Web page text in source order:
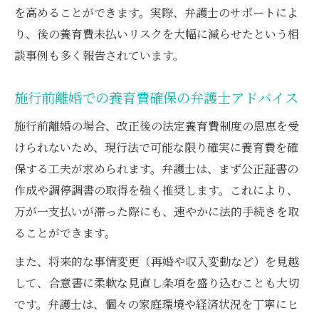
を高めることができます。実際、弁護士のサポートによ
り、後の養育費未払いリスクを大幅に減らせたという相
談事例も多く報告されています。
施行前離婚での養育費確保の弁護士アドバイス
施行前離婚の場合、改正後の法定養育費制度の恩恵を受
けられないため、現行法で可能な限り確実に養育費を確
保する工夫が求められます。弁護士は、まず公正証書の
作成や調停調書の取得を強く推奨します。これにより、
万が一支払いが滞った際にも、速やかに法的手続きを取
ることができます。
また、将来的な事情変更（再婚や収入変動など）を見越
して、合意書に柔軟な見直し条項を盛り込むことも大切
です。弁護士は、個々の家庭環境や経済状況を丁寧にヒ